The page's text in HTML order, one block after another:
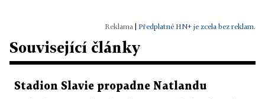
Předplatné HN+ je zcela bez reklam.
Související články
Stadion Slavie propadne Natlandu